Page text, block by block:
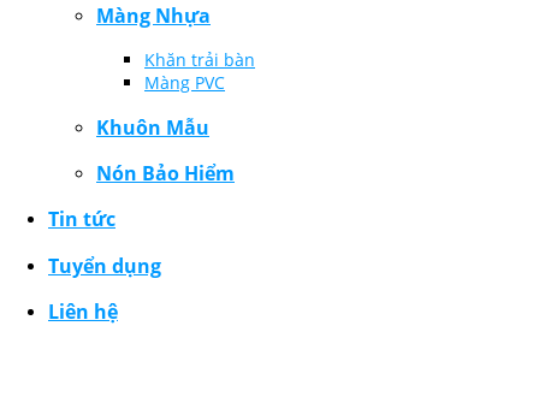
Màng Nhựa
Khăn trải bàn
Màng PVC
Khuôn Mẫu
Nón Bảo Hiểm
Tin tức
Tuyển dụng
Liên hệ